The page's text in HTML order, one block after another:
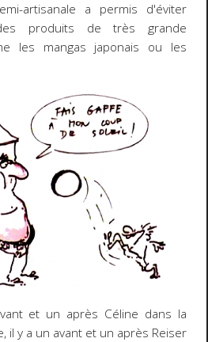
artisanale a permis d'éviter
produits de très grande
les mangas japonais ou les
et un après Céline dans la
il y a un avant et un après Reiser